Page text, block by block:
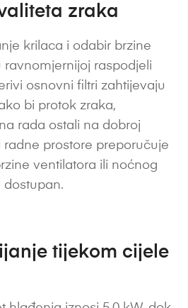
zraka
krilaca i odabir brzine
raspodjeli
osnovni filtri zahtijevaju
bi protok zraka,
rada ostali na dobroj
radne prostore preporučuje
ventilatora ili noćnog
dostupan.
tijekom cijele